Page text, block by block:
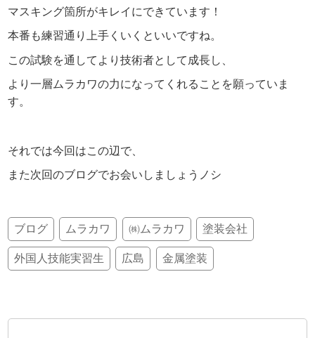
マスキング箇所がキレイにできています！
本番も練習通り上手くいくといいですね。
この試験を通してより技術者として成長し、
より一層ムラカワの力になってくれることを願っていま
す。
それでは今回はこの辺で、
また次回のブログでお会いしましょうノシ
ブログ ムラカワ ㈱ムラカワ 塗装会社
外国人技能実習生 広島 金属塗装